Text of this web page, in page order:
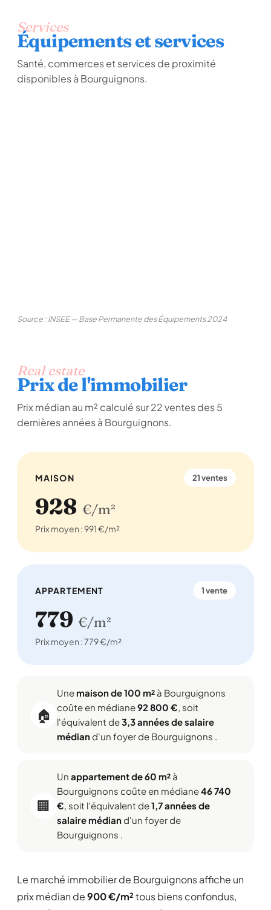
Services
Équipements et services
Santé, commerces et services de proximité
disponibles à Bourguignons.
Source : INSEE — Base Permanente des Équipements 2024
Real estate
Prix de l'immobilier
Prix médian au m² calculé sur 22 ventes des 5
dernières années à Bourguignons.
MAISON 21 ventes
928 €/m²
Prix moyen : 991 €/m²
APPARTEMENT 1 vente
779 €/m²
Prix moyen : 779 €/m²
🏠
Une maison de 100 m² à Bourguignons
coûte en médiane92 800 €, soit
l'équivalent de3,3 années de salaire
médiand'un foyer de Bourguignons .
🏢
Un appartement de 60 m² à
Bourguignons coûte en médiane46 740
€, soit l'équivalent de1,7 années de
salaire médiand'un foyer de
Bourguignons .
Le marché immobilier de Bourguignons affiche un
prix médian de900 €/m²tous biens confondus,